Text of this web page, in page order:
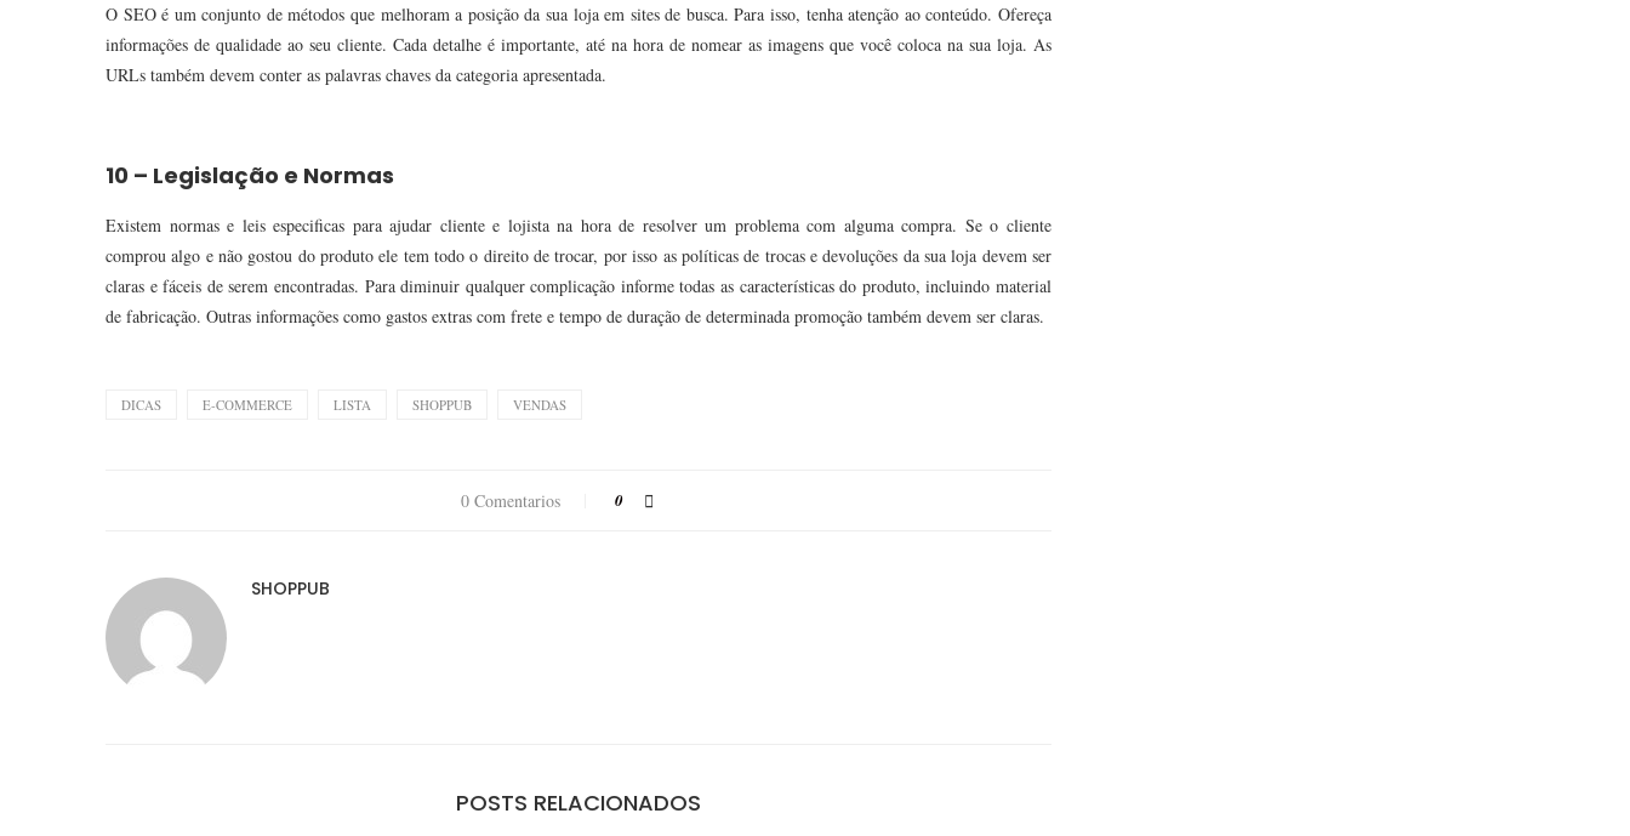
O SEO é um conjunto de métodos que melhoram a posição da sua loja em sites de busca. Para isso, tenha atenção ao conteúdo. Ofereça
informações de qualidade ao seu cliente. Cada detalhe é importante, até na hora de nomear as imagens que você coloca na sua loja. As
URLs também devem conter as palavras chaves da categoria apresentada.
10 – Legislação e Normas
Existem normas e leis especificas para ajudar cliente e lojista na hora de resolver um problema com alguma compra. Se o cliente
comprou algo e não gostou do produto ele tem todo o direito de trocar, por isso as políticas de trocas e devoluções da sua loja devem ser
claras e fáceis de serem encontradas. Para diminuir qualquer complicação informe todas as características do produto, incluindo material
de fabricação. Outras informações como gastos extras com frete e tempo de duração de determinada promoção também devem ser claras.
DICAS E-COMMERCE LISTA SHOPPUB VENDAS
0 Comentarios 0
SHOPPUB
POSTS RELACIONADOS